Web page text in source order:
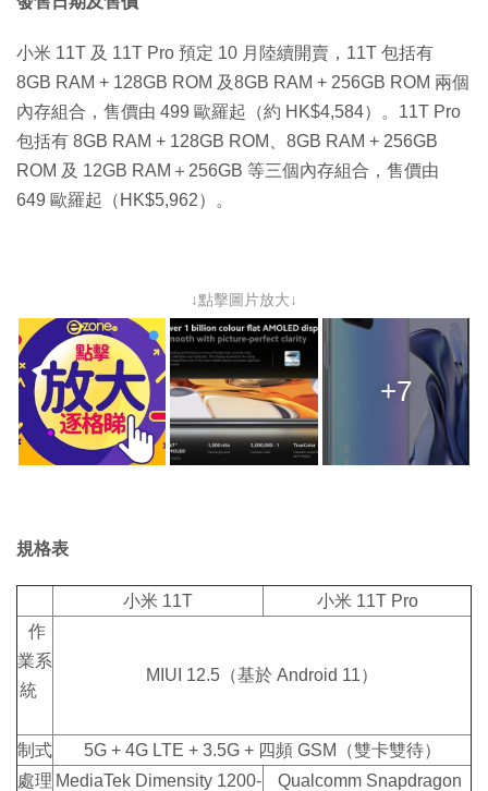
小米 11T 及 11T Pro 預定 10 月陸續開賣，11T 包括有
8GB RAM + 128GB ROM 及8GB RAM + 256GB ROM 兩個
內存組合，售價由 499 歐羅起（約 HK$4,584）。11T Pro
包括有 8GB RAM + 128GB ROM、8GB RAM + 256GB
ROM 及 12GB RAM＋256GB 等三個內存組合，售價由
649 歐羅起（HK$5,962）。
↓點擊圖片放大↓
+7
規格表
小米 11T
小米 11T Pro
作
業系
統
MIUI 12.5（基於 Android 11）
制式
5G + 4G LTE + 3.5G + 四頻 GSM（雙卡雙待）
處理 MediaTek Dimensity 1200-
Qualcomm Snapdragon